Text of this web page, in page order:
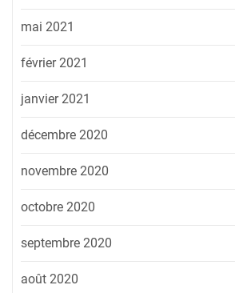
mai 2021
février 2021
janvier 2021
décembre 2020
novembre 2020
octobre 2020
septembre 2020
août 2020